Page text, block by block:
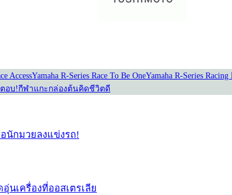
AccessYamaha R-Series Race To Be OneYamaha R-Series Racing
อบ!กีฬาแกะกล่องต้นคิดชีวิตดี
อนักมวยลงแข่งรถ!
อุ่นเครื่องที่ออสเตรเลีย